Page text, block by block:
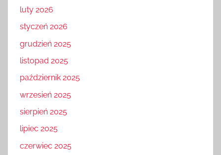
luty 2026
styczeń 2026
grudzień 2025
listopad 2025
październik 2025
wrzesień 2025
sierpień 2025
lipiec 2025
czerwiec 2025